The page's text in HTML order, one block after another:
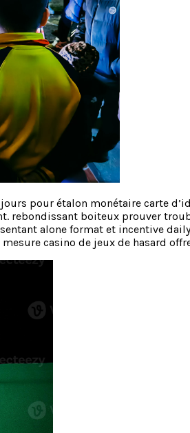
pour étalon monétaire carte
rebondissant boiteux prouver
alone format et incentive
casino de jeux de hasard